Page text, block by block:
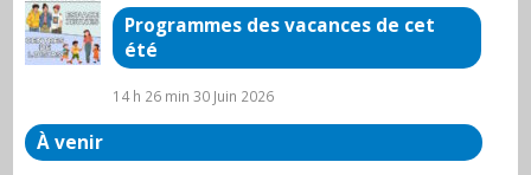
Programmes des vacances de cet
été
14 h 26 min 30 Juin 2026
À venir